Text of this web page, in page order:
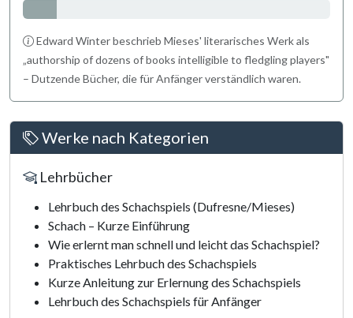
Edward Winter beschrieb Mieses' literarisches Werk als
„authorship of dozens of books intelligible to fledgling players"
– Dutzende Bücher, die für Anfänger verständlich waren.
Werke nach Kategorien
Lehrbücher
Lehrbuch des Schachspiels (Dufresne/Mieses)
Schach – Kurze Einführung
Wie erlernt man schnell und leicht das Schachspiel?
Praktisches Lehrbuch des Schachspiels
Kurze Anleitung zur Erlernung des Schachspiels
Lehrbuch des Schachspiels für Anfänger